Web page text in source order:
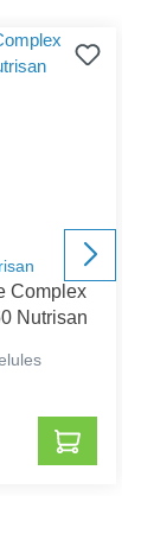
Complex
Nutrisan